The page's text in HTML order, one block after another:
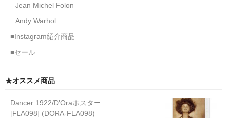
Jean Michel Folon
Andy Warhol
■Instagram紹介商品
■セール
★オススメ商品
Dancer 1922/D'Oraポスター
[FLA098] (DORA-FLA098)